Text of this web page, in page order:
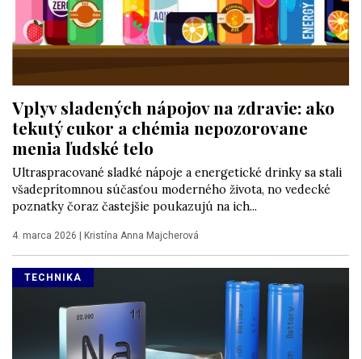
Vplyv sladených nápojov na zdravie: ako
tekutý cukor a chémia nepozorovane
menia ľudské telo
Ultraspracované sladké nápoje a energetické drinky sa stali
všadeprítomnou súčasťou moderného života, no vedecké
poznatky čoraz častejšie poukazujú na ich...
4. marca 2026 Kristína Anna Majcherová
TECHNIKA